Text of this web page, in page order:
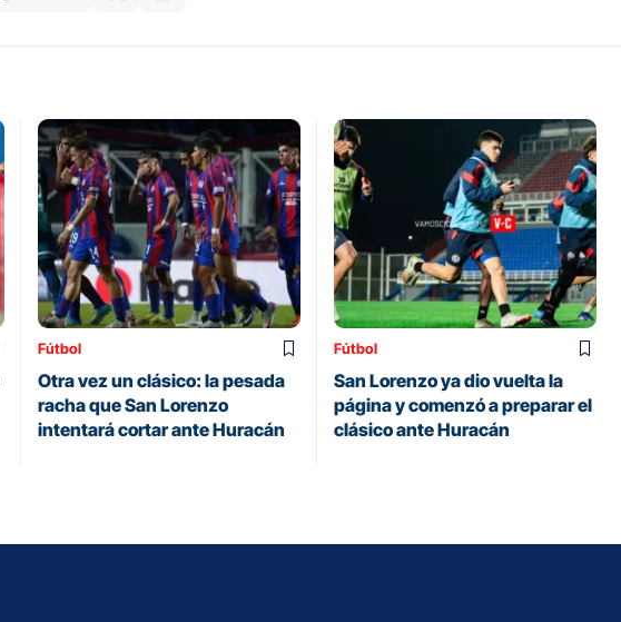
Fútbol
Otra vez un clásico: la pesada
racha que San Lorenzo
intentará cortar ante Huracán
Fútbol
San Lorenzo ya dio vuelta la
página y comenzó a preparar el
clásico ante Huracán